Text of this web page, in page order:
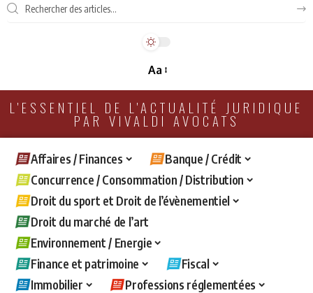
Aa
L'ESSENTIEL DE L'ACTUALITÉ JURIDIQUE
PAR VIVALDI AVOCATS
Affaires / Finances
Banque / Crédit
Concurrence / Consommation / Distribution
Droit du sport et Droit de l’évènementiel
Droit du marché de l’art
Environnement / Energie
Finance et patrimoine
Fiscal
Immobilier
Professions réglementées